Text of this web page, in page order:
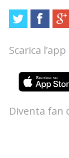
Scarica
Diventa fan